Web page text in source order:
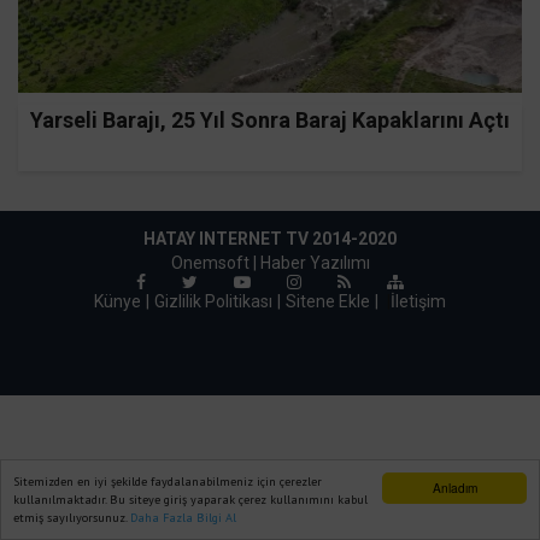
Anladım
Sitemizden en iyi şekilde faydalanabilmeniz için çerezler
kullanılmaktadır. Bu siteye giriş yaparak çerez kullanımını kabul
etmiş sayılıyorsunuz. Daha Fazla Bilgi Al
Yarseli Barajı, 25 Yıl Sonra Baraj Kapaklarını Açtı
HATAY INTERNET TV 2014-2020
Onemsoft |
Haber Yazılımı
Künye
Gizlilik Politikası Sitene Ekle İletişim
Ana Sayfa Web TV